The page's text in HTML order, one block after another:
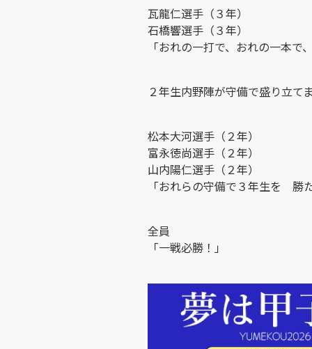
瓦龍仁選手（３年）
石橋響選手（３年）
「おれの一打で、おれの一本で
２年生内野陣が守備で盛り立て
松本大河選手（２年）
富永徳尚選手（２年）
山内陽仁選手（２年）
「おれらの守備で３年生を 勝
全員
「一戦必勝！」